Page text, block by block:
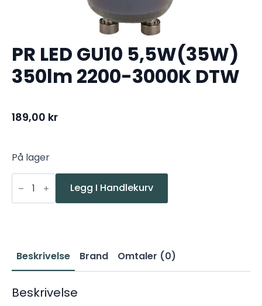
PR LED GU10 5,5W(35W)
350lm 2200-3000K DTW
189,00 kr
På lager
PR
LED
GU10
5,5W(35W)
antall
Legg I Handlekurv
Beskrivelse Brand Omtaler (0)
Beskrivelse